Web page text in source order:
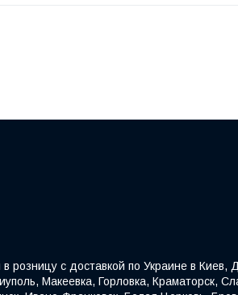
с доставкой по Украине в Киев,
Макеевка, Горловка, Краматорск,